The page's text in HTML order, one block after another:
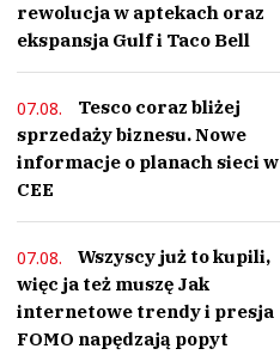
rewolucja w aptekach oraz
ekspansja Gulf i Taco Bell
07.08.
Tesco coraz bliżej
sprzedaży biznesu. Nowe
informacje o planach sieci w
CEE
07.08.
Wszyscy już to kupili,
więc ja też muszę Jak
internetowe trendy i presja
FOMO napędzają popyt